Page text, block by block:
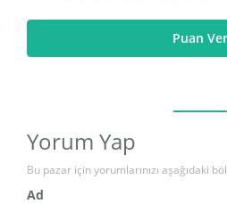
Puan Ver
Yorum Yap
Bu pazar için yorumlarınızı aşağıdaki
Ad